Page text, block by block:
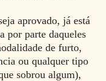
aprovado, já está
por parte daqueles
de furto,
ou qualquer tipo
sobrou algum),